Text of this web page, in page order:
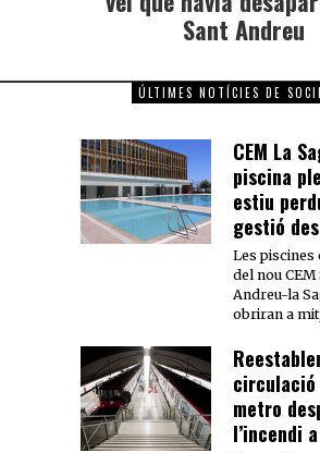
Sant Andreu
ÚLTIMES NOTÍCIES DE
CEM La
piscina
estiu
gestió
Les piscines
del nou CEM
Andreu-la
obriran a
circulació
metro
l’incendi